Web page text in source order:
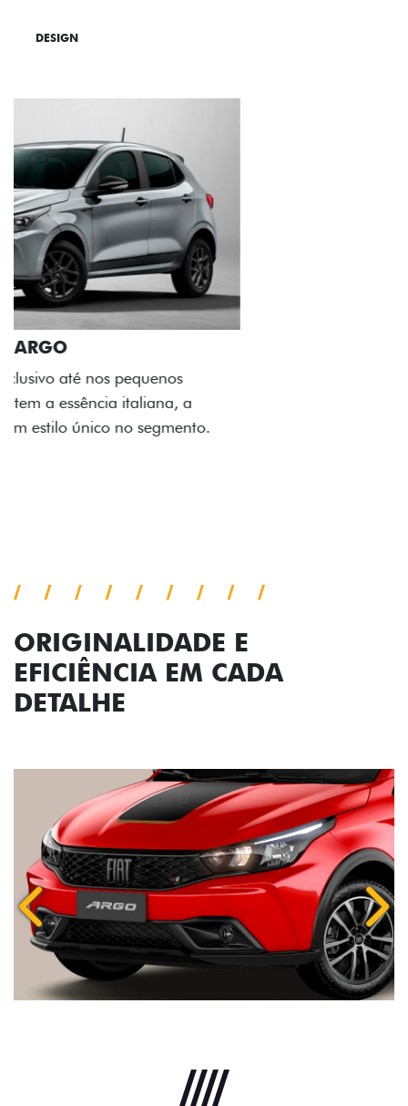
DESIGN
ACABAMENTO E DESIGN INTERNO
A flag italiana e o novo logo Fiat também aparecem
no interior do carro, que possui acabamento
impecável e detalhes escurecidos.
ORIGINALIDADE E
EFICIÊNCIA EM CADA
DETALHE
Anterior